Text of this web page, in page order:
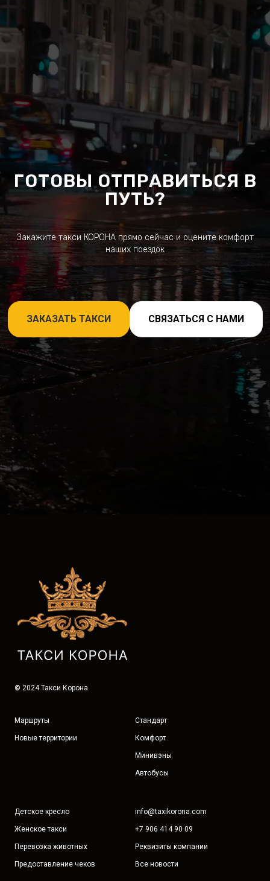
ГОТОВЫ ОТПРАВИТЬСЯ В
ПУТЬ?
Закажите такси КОРОНА прямо сейчас и оцените комфорт
наших поездок
ЗАКАЗАТЬ ТАКСИ СВЯЗАТЬСЯ С НАМИ
© 2024 Такси Корона
Маршруты
Новые территории
Стандарт
Комфорт
Минивэны
Автобусы
Детское кресло
Женское такси
Перевозка животных
Предоставление чеков
info@taxikorona.com
+7 906 414 90 09
Реквизиты компании
Все новости